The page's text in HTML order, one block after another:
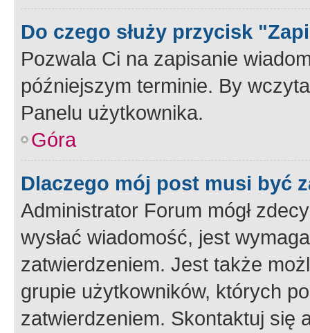
Do czego służy przycisk
Pozwala Ci na zapisanie
późniejszym terminie. By
Panelu użytkownika.
Góra
Dlaczego mój post musi być
Administrator Forum mógł
wysłać wiadomość, jest
zatwierdzeniem. Jest także
grupie użytkowników, których
zatwierdzeniem. Skontaktuj się